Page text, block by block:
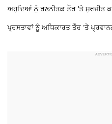
ਅਹੁਦਿਆਂ ਨੂੰ ਰਣਨੀਤਕ ਤੌਰ ’ਤੇ ਸੁਰਜੀਤ
ਪ੍ਰਸਤਾਵਾਂ ਨੂੰ ਅਧਿਕਾਰਤ ਤੌਰ ’ਤੇ